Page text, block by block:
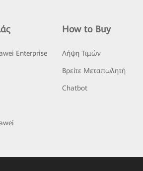
Enterprise
How to Buy
Λήψη Τιμών
Βρείτε Μεταπωλητή
Chatbot